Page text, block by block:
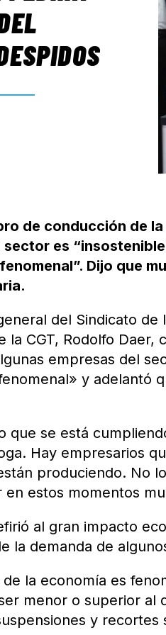
de conducción de
sector es
Dijo que
del Sindicato
la CGT, Rodolfo
empresas del
y adelantó
que se está
Hay empresarios
produciendo. No
en estos momentos
al gran impacto
la demanda de
la economía es
menor o superior al
y recortes